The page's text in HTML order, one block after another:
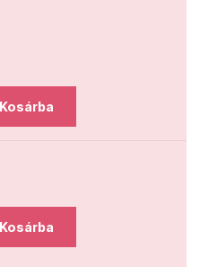
Kosárba
Kosárba